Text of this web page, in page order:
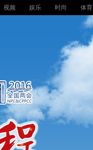
视频 娱乐 时尚 体育